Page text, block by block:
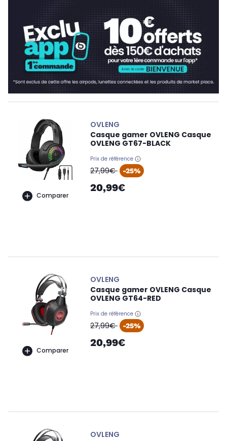
Comparer
OVLENG
Casque gamer OVLENG Casque
OVLENG GT67-BLACK
Prix de référence
oldPrice
27,99€ -25%
20,99€
Comparer
OVLENG
Casque gamer OVLENG Casque
OVLENG GT64-RED
Prix de référence
oldPrice
27,99€ -25%
20,99€
OVLENG